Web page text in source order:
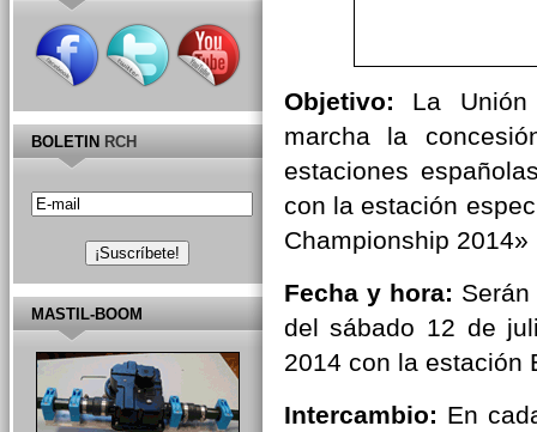
Objetivo: La Unión
marcha la
estaciones
con la estación
Championship
Fecha y hora:
del sábado 12 de
2014 con la estación
Intercambio: En
BOLETIN RCH
MASTIL-BOOM